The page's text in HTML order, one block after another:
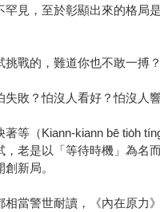
罕見，至於彰顯出來的格局
戰的，難道你也不敢一搏？
敗？怕沒人看好？怕沒人
著等（Kiann-kiann bē tio̍h
，老是以「等待時機」為名
新局。
相當警世耐讀，《內在原力